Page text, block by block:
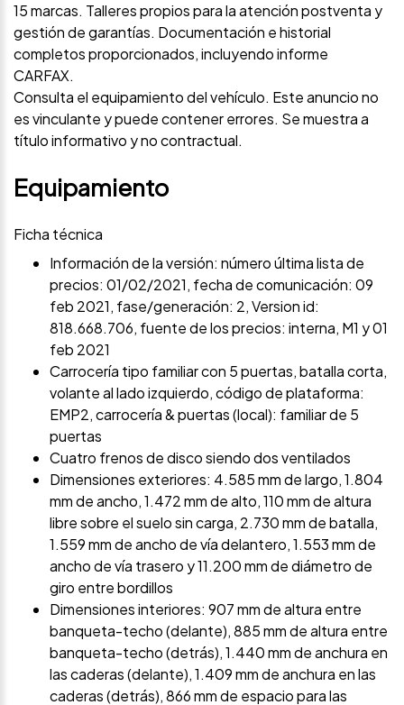
15 marcas. Talleres propios para la atención postventa y
gestión de garantías. Documentación e historial
completos proporcionados, incluyendo informe
CARFAX.
Consulta el equipamiento del vehículo. Este anuncio no
es vinculante y puede contener errores. Se muestra a
título informativo y no contractual.
Equipamiento
Ficha técnica
Información de la versión: número última lista de
precios: 01/02/2021, fecha de comunicación: 09
feb 2021, fase/generación: 2, Version id:
818.668.706, fuente de los precios: interna, M1 y 01
feb 2021
Carrocería tipo familiar con 5 puertas, batalla corta,
volante al lado izquierdo, código de plataforma:
EMP2, carrocería & puertas (local): familiar de 5
puertas
Cuatro frenos de disco siendo dos ventilados
Dimensiones exteriores: 4.585 mm de largo, 1.804
mm de ancho, 1.472 mm de alto, 110 mm de altura
libre sobre el suelo sin carga, 2.730 mm de batalla,
1.559 mm de ancho de vía delantero, 1.553 mm de
ancho de vía trasero y 11.200 mm de diámetro de
giro entre bordillos
Dimensiones interiores: 907 mm de altura entre
banqueta-techo (delante), 885 mm de altura entre
banqueta-techo (detrás), 1.440 mm de anchura en
las caderas (delante), 1.409 mm de anchura en las
caderas (detrás), 866 mm de espacio para las